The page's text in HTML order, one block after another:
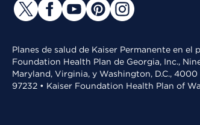
Planes de salud de Kaiser Permanente en
Foundation Health Plan de Georgia, Inc.,
Maryland, Virginia, y Washington, D.C.,
97232 • Kaiser Foundation Health Plan of